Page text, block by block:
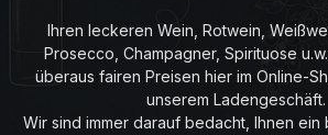
Ihren leckeren Wein, Rotwein,
Prosecco, Champagner, Spirituose
überaus fairen Preisen hier im Online-
unserem Ladengeschäft.
Wir sind immer darauf bedacht, Ihnen ein